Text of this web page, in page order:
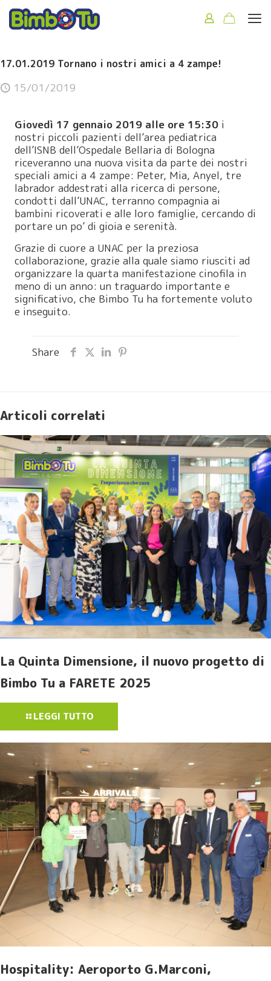
17.01.2019 Tornano i nostri amici a 4 zampe!
15/01/2019
Giovedì 17 gennaio 2019 alle ore 15:30 i
nostri piccoli pazienti dell’area pediatrica
dell’ISNB dell’Ospedale Bellaria di Bologna
riceveranno una nuova visita da parte dei nostri
speciali amici a 4 zampe: Peter, Mia, Anyel, tre
labrador addestrati alla ricerca di persone,
condotti dall’UNAC, terranno compagnia ai
bambini ricoverati e alle loro famiglie, cercando di
portare un po’ di gioia e serenità.
Grazie di cuore a UNAC per la preziosa
collaborazione, grazie alla quale siamo riusciti ad
organizzare la quarta manifestazione cinofila in
meno di un anno: un traguardo importante e
significativo, che Bimbo Tu ha fortemente voluto
e inseguito.
Share
Articoli correlati
La Quinta Dimensione, il nuovo progetto di
Bimbo Tu a FARETE 2025
LEGGI TUTTO
Hospitality: Aeroporto G.Marconi,